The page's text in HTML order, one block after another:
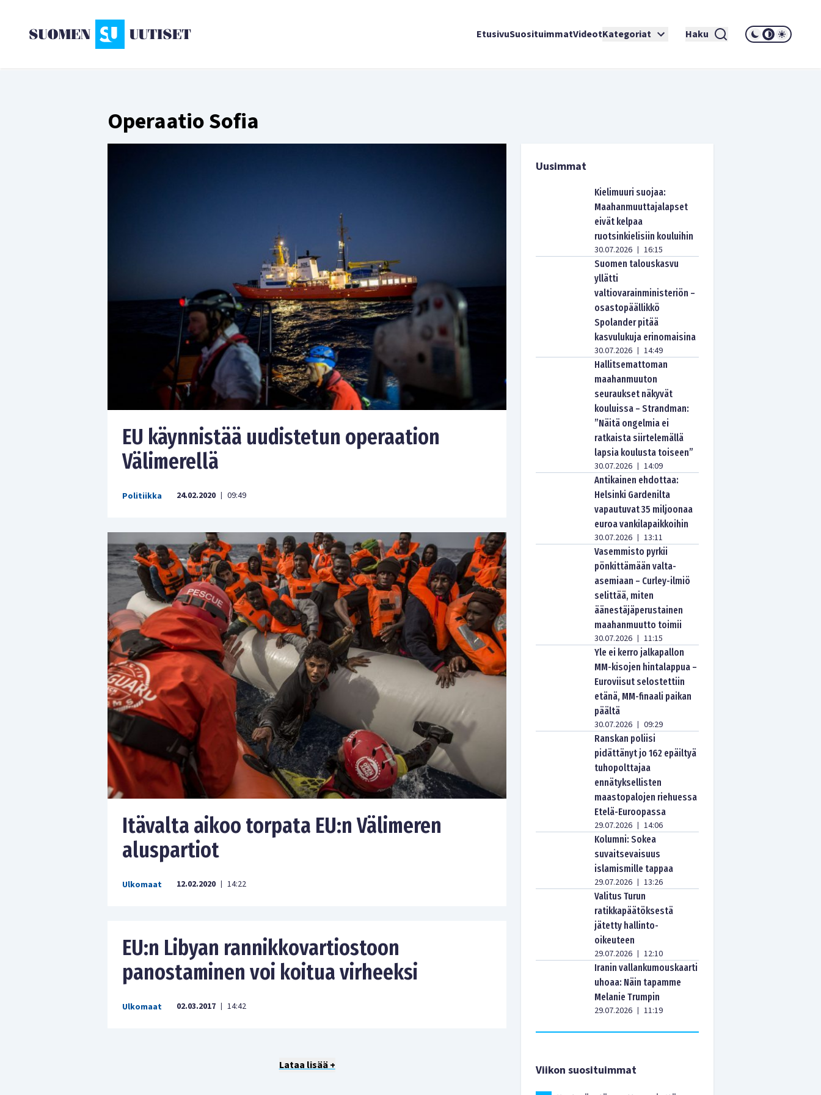
EtusivuSuosituimmatVideotKategoriat Haku
Operaatio Sofia
EU käynnistää uudistetun operaation
Välimerellä
Politiikka 24.02.2020 | 09:49
Itävalta aikoo torpata EU:n Välimeren
aluspartiot
Ulkomaat 12.02.2020 | 14:22
EU:n Libyan rannikkovartiostoon
panostaminen voi koitua virheeksi
Ulkomaat 02.03.2017 | 14:42
Lataa lisää +
Uusimmat
Kielimuuri suojaa:
Maahanmuuttajalapset
eivät kelpaa
ruotsinkielisiin kouluihin
30.07.2026 | 16:15
Suomen talouskasvu
yllätti
valtiovarainministeriön –
osastopäällikkö
Spolander pitää
kasvulukuja erinomaisina
30.07.2026 | 14:49
Hallitsemattoman
maahanmuuton
seuraukset näkyvät
kouluissa – Strandman:
”Näitä ongelmia ei
ratkaista siirtelemällä
lapsia koulusta toiseen”
30.07.2026 | 14:09
Antikainen ehdottaa:
Helsinki Gardenilta
vapautuvat 35 miljoonaa
euroa vankilapaikkoihin
30.07.2026 | 13:11
Vasemmisto pyrkii
pönkittämään valta-
asemiaan – Curley-ilmiö
selittää, miten
äänestäjäperustainen
maahanmuutto toimii
30.07.2026 | 11:15
Yle ei kerro jalkapallon
MM-kisojen hintalappua –
Euroviisut selostettiin
etänä, MM-finaali paikan
päältä
30.07.2026 | 09:29
Ranskan poliisi
pidättänyt jo 162 epäiltyä
tuhopolttajaa
ennätyksellisten
maastopalojen riehuessa
Etelä-Euroopassa
29.07.2026 | 14:06
Kolumni: Sokea
suvaitsevaisuus
islamismille tappaa
29.07.2026 | 13:26
Valitus Turun
ratikkapäätöksestä
jätetty hallinto-
oikeuteen
29.07.2026 | 12:10
Iranin vallankumouskaarti
uhoaa: Näin tapamme
Melanie Trumpin
29.07.2026 | 11:19
Viikon suosituimmat